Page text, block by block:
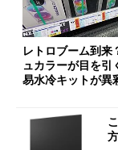
レトロブーム到
ュカラーが目を引
易水冷キットが異